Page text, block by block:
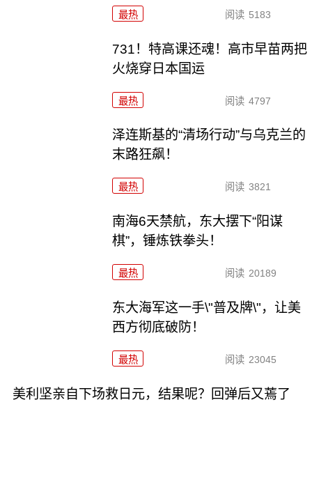
最热 阅读 5183
731！特高课还魂！高市早苗两把
火烧穿日本国运
最热 阅读 4797
泽连斯基的“清场行动”与乌克兰的
末路狂飙！
最热 阅读 3821
南海6天禁航，东大摆下“阳谋
棋”，锤炼铁拳头！
最热 阅读 20189
东大海军这一手\"普及牌\"，让美
西方彻底破防！
最热 阅读 23045
美利坚亲自下场救日元，结果呢？回弹后又蔫了